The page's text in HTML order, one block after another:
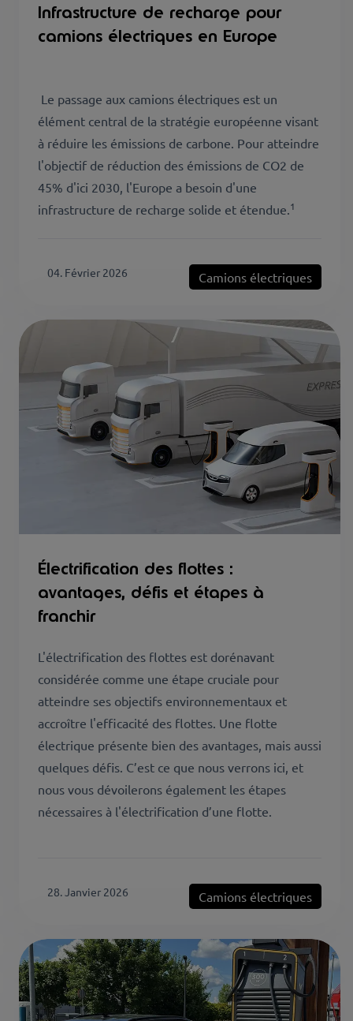
Infrastructure de recharge pour
camions électriques en Europe
Le passage aux camions électriques est un
élément central de la stratégie européenne visant
à réduire les émissions de carbone. Pour atteindre
l'objectif de réduction des émissions de CO2 de
45% d'ici 2030, l'Europe a besoin d'une
infrastructure de recharge solide et étendue.1
04. Février 2026 Camions électriques
Électrification des flottes :
avantages, défis et étapes à
franchir
L'électrification des flottes est dorénavant
considérée comme une étape cruciale pour
atteindre ses objectifs environnementaux et
accroître l'efficacité des flottes. Une flotte
électrique présente bien des avantages, mais aussi
quelques défis. C’est ce que nous verrons ici, et
nous vous dévoilerons également les étapes
nécessaires à l'électrification d’une flotte.
28. Janvier 2026 Camions électriques